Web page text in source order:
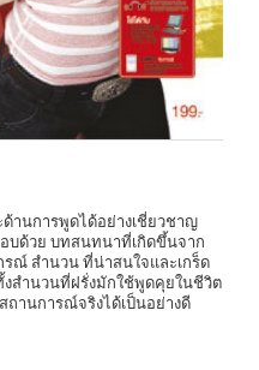
นการพูดได้อย่างเชี่ยวชาญ
บด้วย บทสนทนาที่เกิดขึ้นจาก
ณ์ สำนวน ที่น่าสนใจและเกร็ด
สำนวนที่ฝรั่งมักใช้พูดคุยในชีวิต
ถานการณ์จริงได้เป็นอย่างดี